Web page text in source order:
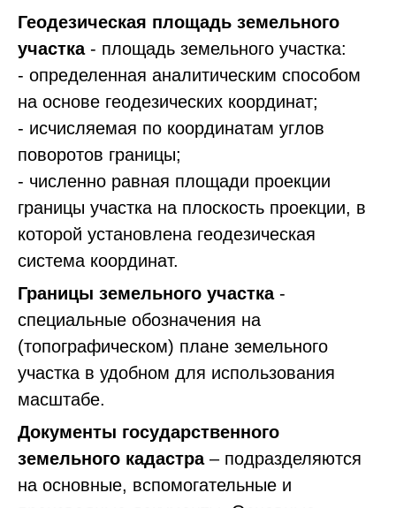
Геодезическая площадь земельного
участка- площадь земельного участка:
- определенная аналитическим способом
на основе геодезических координат;
- исчисляемая по координатам углов
поворотов границы;
- численно равная площади проекции
границы участка на плоскость проекции, в
которой установлена геодезическая
система координат.
Границы земельного участка-
специальные обозначения на
(топографическом) плане земельного
участка в удобном для использования
масштабе.
Документы государственного
земельного кадастра– подразделяются
на основные, вспомогательные и